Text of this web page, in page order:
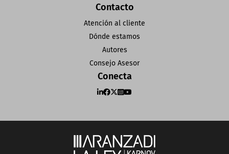
Contacto
Atención al cliente
Dónde estamos
Autores
Consejo Asesor
Conecta